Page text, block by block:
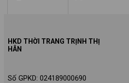
HKD THỜI TRANG TRỊNH THỊ
HÂN
Số GPKD: 024189000690